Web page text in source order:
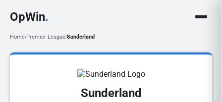
OpWin.
Home/Premier League/Sunderland
Sunderland